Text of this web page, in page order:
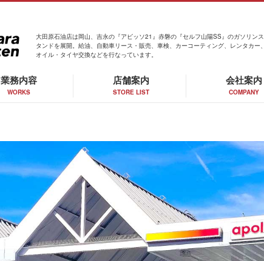
大田原石油店は岡山、吉永の『アビッソ21』赤磐の『セルフ山陽SS』のガソリンス
タンドを展開。給油、自動車リース・販売、車検、カーコーティング、レンタカー、
オイル・タイヤ交換などを行なっています。
業務内容
WORKS
店舗案内
STORE LIST
会社案内
COMPANY